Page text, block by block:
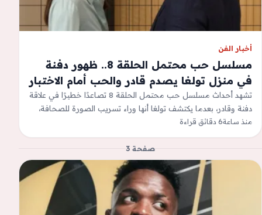
أخبار الفن
مسلسل حب محتمل الحلقة 8.. ظهور دفنة
في منزل تولغا يصدم قادر والحب أمام الاختبار
الأصعب
تشهد أحداث مسلسل حب محتمل الحلقة 8 تصاعدًا خطيرًا في علاقة
دفنة وقادر، بعدما يكتشف تولغا أنها وراء تسريب الصورة للصحافة،
بينما…
منذ ساعة6 دقائق قراءة
صفحة 3